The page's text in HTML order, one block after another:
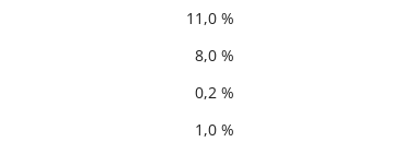
11,0 %
8,0 %
0,2 %
1,0 %